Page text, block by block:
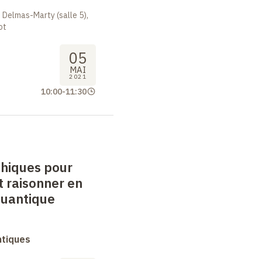
Marty (salle 5),
05
MAI
2021
10:00-11:30
pour
raisonner en